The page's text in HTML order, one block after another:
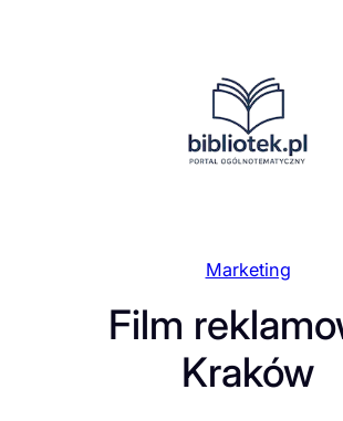
Marketing
Film
Kraków